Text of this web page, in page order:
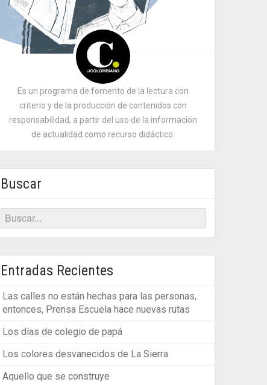
Es un programa de fomento de la lectura con
criterio y de la producción de contenidos con
responsabilidad, a partir del uso de la información
de actualidad como recurso didáctico.
Buscar
Entradas Recientes
Las calles no están hechas para las personas,
entonces, Prensa Escuela hace nuevas rutas
Los días de colegio de papá
Los colores desvanecidos de La Sierra
Aquello que se construye